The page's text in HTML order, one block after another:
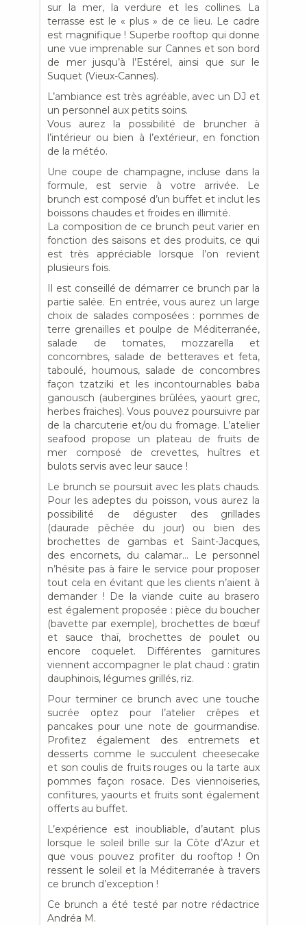
sur la mer, la verdure et les collines. La
terrasse est le « plus » de ce lieu. Le cadre
est magnifique ! Superbe rooftop qui donne
une vue imprenable sur Cannes et son bord
de mer jusqu’à l’Estérel, ainsi que sur le
Suquet (Vieux-Cannes).
L’ambiance est très agréable, avec un DJ et
un personnel aux petits soins.
Vous aurez la possibilité de bruncher à
l’intérieur ou bien à l’extérieur, en fonction
de la météo.
Une coupe de champagne, incluse dans la
formule, est servie à votre arrivée. Le
brunch est composé d’un buffet et inclut les
boissons chaudes et froides en illimité.
La composition de ce brunch peut varier en
fonction des saisons et des produits, ce qui
est très appréciable lorsque l’on revient
plusieurs fois.
Il est conseillé de démarrer ce brunch par la
partie salée. En entrée, vous aurez un large
choix de salades composées : pommes de
terre grenailles et poulpe de Méditerranée,
salade de tomates, mozzarella et
concombres, salade de betteraves et feta,
taboulé, houmous, salade de concombres
façon tzatziki et les incontournables baba
ganousch (aubergines brûlées, yaourt grec,
herbes fraiches). Vous pouvez poursuivre par
de la charcuterie et/ou du fromage. L’atelier
seafood propose un plateau de fruits de
mer composé de crevettes, huîtres et
bulots servis avec leur sauce !
Le brunch se poursuit avec les plats chauds.
Pour les adeptes du poisson, vous aurez la
possibilité de déguster des grillades
(daurade pêchée du jour) ou bien des
brochettes de gambas et Saint-Jacques,
des encornets, du calamar… Le personnel
n’hésite pas à faire le service pour proposer
tout cela en évitant que les clients n’aient à
demander ! De la viande cuite au brasero
est également proposée : pièce du boucher
(bavette par exemple), brochettes de bœuf
et sauce thaï, brochettes de poulet ou
encore coquelet. Différentes garnitures
viennent accompagner le plat chaud : gratin
dauphinois, légumes grillés, riz.
Pour terminer ce brunch avec une touche
sucrée optez pour l’atelier crêpes et
pancakes pour une note de gourmandise.
Profitez également des entremets et
desserts comme le succulent cheesecake
et son coulis de fruits rouges ou la tarte aux
pommes façon rosace. Des viennoiseries,
confitures, yaourts et fruits sont également
offerts au buffet.
L’expérience est inoubliable, d’autant plus
lorsque le soleil brille sur la Côte d’Azur et
que vous pouvez profiter du rooftop ! On
ressent le soleil et la Méditerranée à travers
ce brunch d’exception !
Ce brunch a été testé par notre rédactrice
Andréa M.